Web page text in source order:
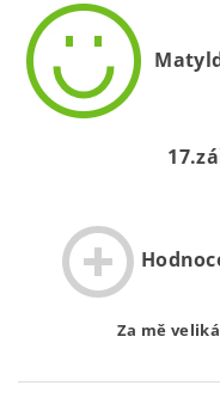
Za mě veliká